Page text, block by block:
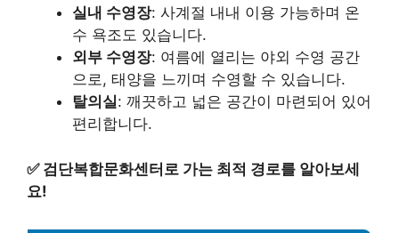
실내 수영장: 사계절 내내 이용 가능하며 온
수 욕조도 있습니다.
외부 수영장: 여름에 열리는 야외 수영 공간
으로, 태양을 느끼며 수영할 수 있습니다.
탈의실: 깨끗하고 넓은 공간이 마련되어 있어
편리합니다.
✅ 검단복합문화센터로 가는 최적 경로를 알아보세
요!